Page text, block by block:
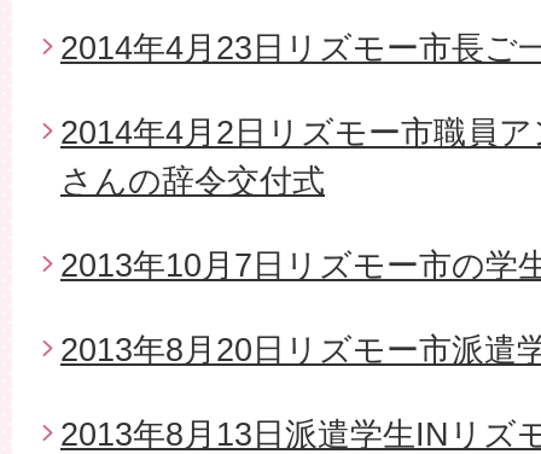
2014年4月23日リズモー市長ご
2014年4月2日リズモー市職員
さんの辞令交付式
2013年10月7日リズモー市の学
2013年8月20日リズモー市派遣
2013年8月13日派遣学生INリズ